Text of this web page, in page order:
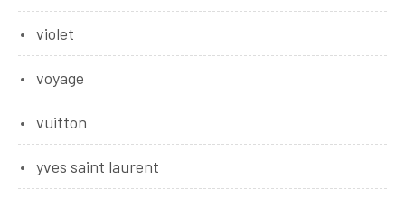
violet
voyage
vuitton
yves saint laurent